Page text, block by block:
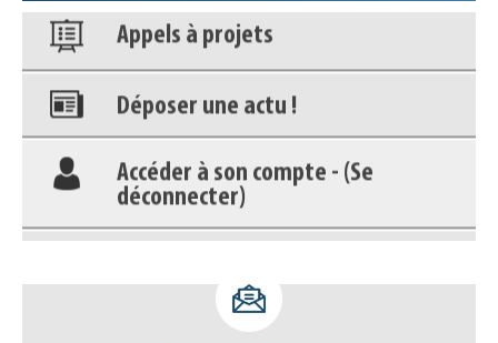
Déposer une actu !
Accéder à son compte - (Se
déconnecter)
Base documentaire